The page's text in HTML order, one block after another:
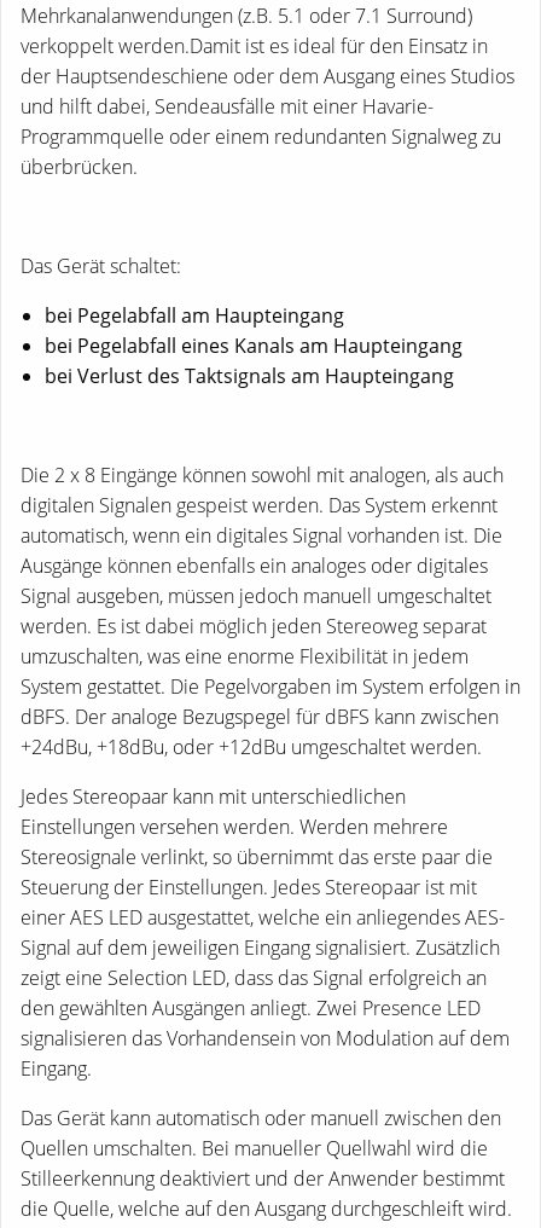
Mehrkanalanwendungen (z.B. 5.1 oder 7.1 Surround)
verkoppelt werden.Damit ist es ideal für den Einsatz in
der Hauptsendeschiene oder dem Ausgang eines Studios
und hilft dabei, Sendeausfälle mit einer Havarie-
Programmquelle oder einem redundanten Signalweg zu
überbrücken.
Das Gerät schaltet:
bei Pegelabfall am Haupteingang
bei Pegelabfall eines Kanals am Haupteingang
bei Verlust des Taktsignals am Haupteingang
Die 2 x 8 Eingänge können sowohl mit analogen, als auch
digitalen Signalen gespeist werden. Das System erkennt
automatisch, wenn ein digitales Signal vorhanden ist. Die
Ausgänge können ebenfalls ein analoges oder digitales
Signal ausgeben, müssen jedoch manuell umgeschaltet
werden. Es ist dabei möglich jeden Stereoweg separat
umzuschalten, was eine enorme Flexibilität in jedem
System gestattet. Die Pegelvorgaben im System erfolgen in
dBFS. Der analoge Bezugspegel für dBFS kann zwischen
+24dBu, +18dBu, oder +12dBu umgeschaltet werden.
Jedes Stereopaar kann mit unterschiedlichen
Einstellungen versehen werden. Werden mehrere
Stereosignale verlinkt, so übernimmt das erste paar die
Steuerung der Einstellungen. Jedes Stereopaar ist mit
einer AES LED ausgestattet, welche ein anliegendes AES-
Signal auf dem jeweiligen Eingang signalisiert. Zusätzlich
zeigt eine Selection LED, dass das Signal erfolgreich an
den gewählten Ausgängen anliegt. Zwei Presence LED
signalisieren das Vorhandensein von Modulation auf dem
Eingang.
Das Gerät kann automatisch oder manuell zwischen den
Quellen umschalten. Bei manueller Quellwahl wird die
Stilleerkennung deaktiviert und der Anwender bestimmt
die Quelle, welche auf den Ausgang durchgeschleift wird.